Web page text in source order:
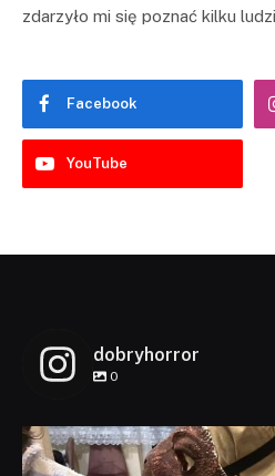
zdarzyło mi się poznać kilku
Facebook
YouTube
dobryhorror
0
Lis 1